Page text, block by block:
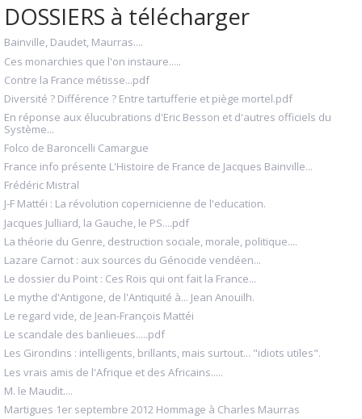
DOSSIERS à télécharger
Bainville, Daudet, Maurras....
Ces monarchies que l'on instaure.....
Contre la France métisse...pdf
Diversité ? Différence ? Entre tartufferie et piège mortel.pdf
En réponse aux élucubrations d'Eric Besson et d'autres officiels du
Système...
Folco de Baroncelli Camargue
France info présente L'Histoire de France de Jacques Bainville...
Frédéric Mistral
J-F Mattéi : La révolution copernicienne de l'education.
Jacques Julliard, la Gauche, le PS....pdf
La théorie du Genre, destruction sociale, morale, politique....
Lazare Carnot : aux sources du Génocide vendéen...
Le dossier du Point : Ces Rois qui ont fait la France...
Le mythe d'Antigone, de l'Antiquité à... Jean Anouilh.
Le regard vide, de Jean-François Mattéi
Le scandale des banlieues.....pdf
Les Girondins : intelligents, brillants, mais surtout... "idiots utiles".
Les vrais amis de l'Afrique et des Africains.....
M. le Maudit....
Martigues 1er septembre 2012 Hommage à Charles Maurras